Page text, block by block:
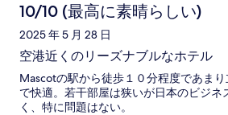
10/10 (最高に素晴らしい)
2025 年 5 月 28 日
空港近くのリーズナブルなホテル
Mascotの駅から徒歩１０分程度であま
で快適。若干部屋は狭いが日本のビジネ
く、特に問題はない。